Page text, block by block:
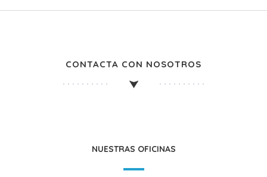
CONTACTA CON NOSOTROS
NUESTRAS OFICINAS